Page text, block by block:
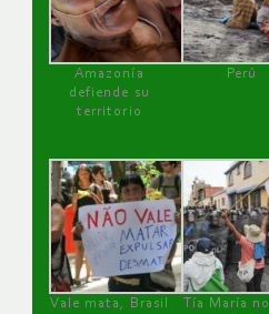
Amazonía
defiende su
territorio
Perú
Vale mata, Brasil
Tía María